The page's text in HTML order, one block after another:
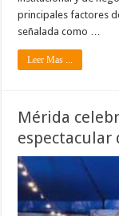
principales factores
señalada como …
Leer Mas ...
Mérida
espectacular